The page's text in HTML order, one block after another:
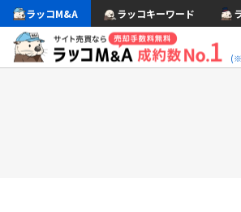
ラッコM&A ラッコキーワード